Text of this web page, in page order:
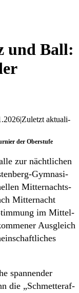
und Ball:
|Zuletzt aktua­li­
der Oberstufe
zur nächt­li­chen
Gymna­­si­
Mitter­­nachts-
Mitter­nacht
im Mittel­
Ausgleich
spannen­der
die „Schmet­ter­af­